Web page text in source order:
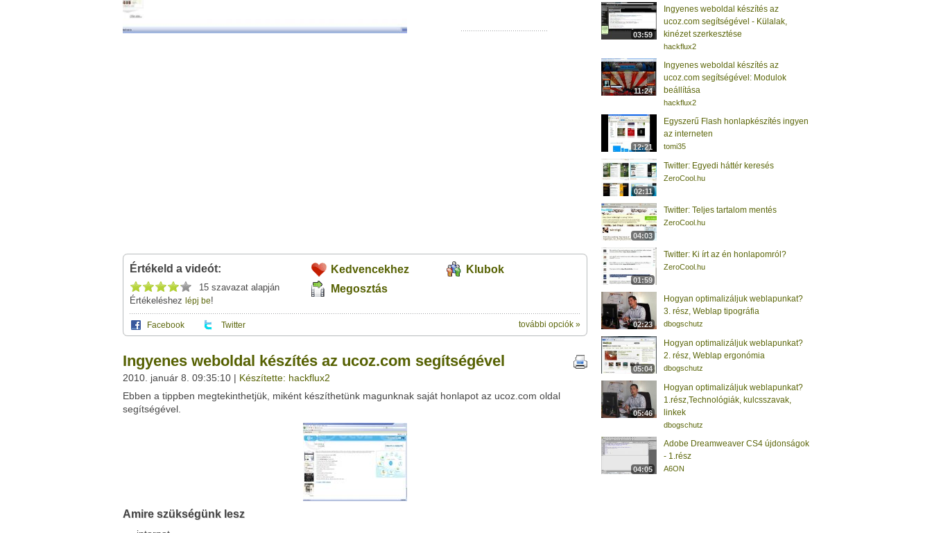
Értékeld a videót:
15 szavazat alapján
Értékeléshez lépj be!
Kedvencekhez
Klubok
Megosztás
Facebook Twitter további opciók »
a saját leveleződet,vagy ezt a felületet:
Neved:
E-mail címed:
Google
Del.icio.us
Ez a videó nem még nem tartozik egy klubhoz sem.
Ha van egy kis időd,nézz szét meglévő klubjaink között!
Ingyenes weboldal készítés az ucoz.com segítségével
2010. január 8. 09:35:10 | Készítette: hackflux2
Ebben a tippben megtekinthetjük, miként készíthetünk magunknak saját honlapot az ucoz.com oldal
segítségével.
Amire szükségünk lesz
03:59
Ingyenes weboldal készítés az
ucoz.com segítségével - Külalak,
kinézet szerkesztése
hackflux2
11:24
Ingyenes weboldal készítés az
ucoz.com segítségével: Modulok
beállítása
hackflux2
12:21
Egyszerű Flash honlapkészítés ingyen
az interneten
tomi35
02:11
Twitter: Egyedi háttér keresés
ZeroCool.hu
04:03
Twitter: Teljes tartalom mentés
ZeroCool.hu
01:59
Twitter: Ki írt az én honlapomról?
ZeroCool.hu
02:23
Hogyan optimalizáljuk weblapunkat?
3. rész, Weblap tipográfia
dbogschutz
05:04
Hogyan optimalizáljuk weblapunkat?
2. rész, Weblap ergonómia
dbogschutz
05:46
Hogyan optimalizáljuk weblapunkat?
1.rész,Technológiák, kulcsszavak,
linkek
dbogschutz
04:05
Adobe Dreamweaver CS4 újdonságok
- 1.rész
A6ON